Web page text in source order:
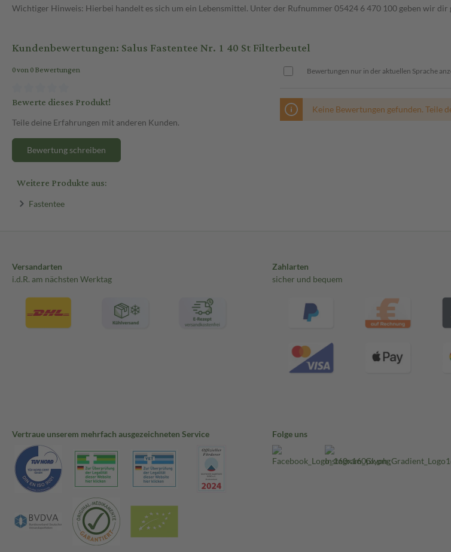
Wichtiger Hinweis: Hierbei handelt es sich um ein Lebensmittel. Unter der Rufnummer 05424 6 470 100 geben wir
Kundenbewertungen: Salus Fastentee Nr. 1 40 St Filterbeutel
0 von 0 Bewertungen
Bewerte dieses Produkt!
Teile deine Erfahrungen mit anderen Kunden.
Bewertung schreiben
Bewertungen nur in der aktuellen Sprache
Keine Bewertungen gefunden. Teile
Weitere Produkte aus:
Fastentee
Versandarten
i.d.R. am nächsten Werktag
Zahlarten
sicher und bequem
Vertraue unserem mehrfach ausgezeichneten Service Folge uns